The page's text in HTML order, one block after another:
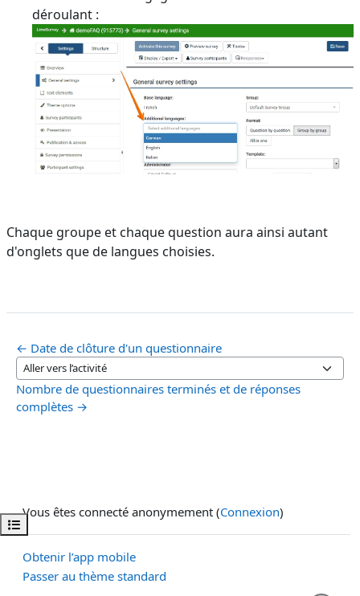
Ouvrir l’index du cours
déroulant :
Chaque groupe et chaque question aura ainsi autant
d'onglets que de langues choisies.
← Date de clôture d'un questionnaire
Aller vers l’activité
Nombre de questionnaires terminés et de réponses
complètes →
Vous êtes connecté anonymement (Connexion)
Obtenir l’app mobile
Passer au thème standard